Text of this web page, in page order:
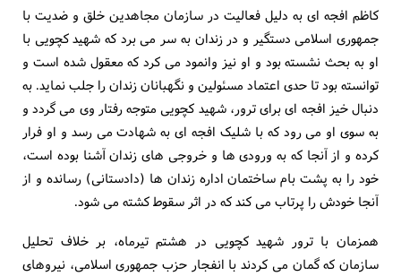
کاظم افجه ای به دلیل فعالیت در سازمان مجاهدین خلق و ضدیت با
جمهوری اسلامی دستگیر و در زندان به سر می برد که شهید کچویی با
او به بحث نشسته بود و او نیز وانمود می کرد که معقول شده است و
توانسته بود تا حدی اعتماد مسئولین و نگهبانان زندان را جلب نماید. به
دنبال خیز افجه ای برای ترور، شهید کچویی متوجه رفتار وی می گردد و
به سوی او می رود که با شلیک افجه ای به شهادت می رسد و او فرار
کرده و از آنجا که به ورودی ها و خروجی های زندان آشنا بوده است،
خود را به پشت بام ساختمان اداره زندان ها (دادستانی) رسانده و از
آنجا خودش را پرتاب می کند که در اثر سقوط کشته می شود.
همزمان با ترور شهید کچویی در هشتم تیرماه، بر خلاف تحلیل
سازمان که گمان می کردند با انفجار حزب جمهوری اسلامی، نیروهای